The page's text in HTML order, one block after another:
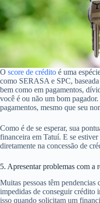
O score de crédito é uma
como SERASA e SPC,
bem como em pagamentos,
você é ou não um bom
pagamentos, mesmo que seu
Como é de se esperar, sua
financeira em Tatuí. E se
diretamente na concessão de
5. Apresentar problemas com a
Muitas pessoas têm
impedidas de conseguir crédito
isso quando solicitam um